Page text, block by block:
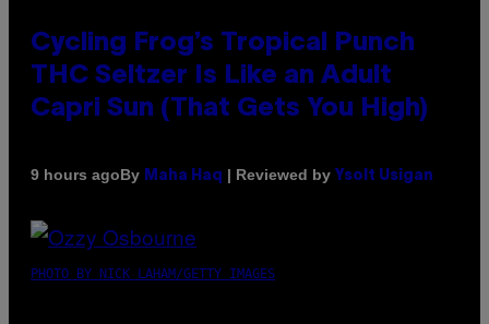
Cycling Frog’s Tropical Punch
THC Seltzer Is Like an Adult
Capri Sun (That Gets You High)
9 hours agoBy Maha Haq | Reviewed by Ysolt Usigan
PHOTO BY NICK LAHAM/GETTY IMAGES